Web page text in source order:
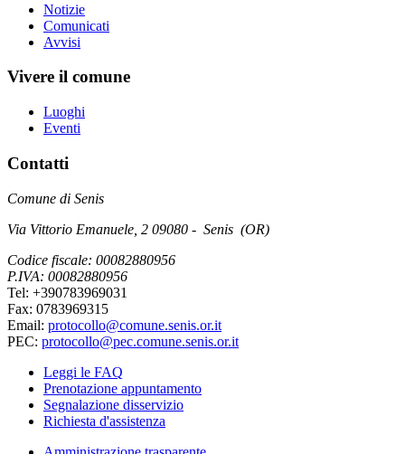
Notizie
Comunicati
Avvisi
Vivere il comune
Luoghi
Eventi
Contatti
Comune di Senis
Via Vittorio Emanuele, 2 09080 - Senis (OR)
Codice fiscale: 00082880956
P.IVA: 00082880956
Tel: +390783969031
Fax: 0783969315
Email: protocollo@comune.senis.or.it
PEC: protocollo@pec.comune.senis.or.it
Leggi le FAQ
Prenotazione appuntamento
Segnalazione disservizio
Richiesta d'assistenza